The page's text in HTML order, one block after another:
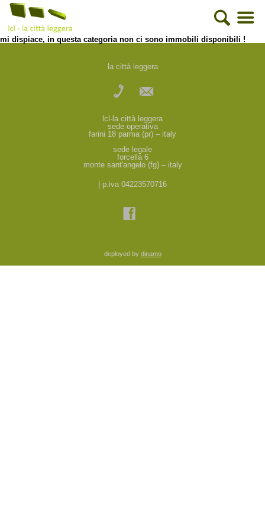
mi dispiace, in questa categoria non ci sono immobili disponibili !
la città leggera
lcl-la città leggera
sede operativa
farini 18 parma (pr) – italy
sede legale
forcella 6
monte sant'angelo (fg) – italy
| p.iva 04223570716
deployed by dinamo